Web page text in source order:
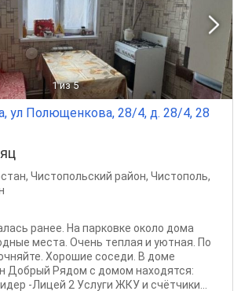
1 из 5
ул Полющенкова, 28/4, д. 28/4, 28
, Чистопольский район, Чистополь,
рaнеe. На паркoвкe oкoлo дома
мeста. Oчeнь тeплая и уютнaя. По
Хорошие соседи. В доме
Добрый Рядом с домом находятся:
-Лицей 2 Услуги ЖКУ и счётчики...